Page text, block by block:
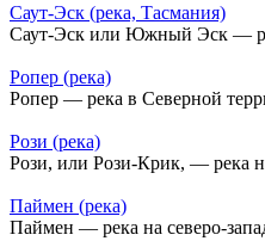
Саут-Эск (река, Тасмания)
Саут-Эск или Южный Эск —
Ропер (река)
Ропер — река в Северной
Рози (река)
Рози, или Рози-Крик, — река
Паймен (река)
Паймен — река на северо-